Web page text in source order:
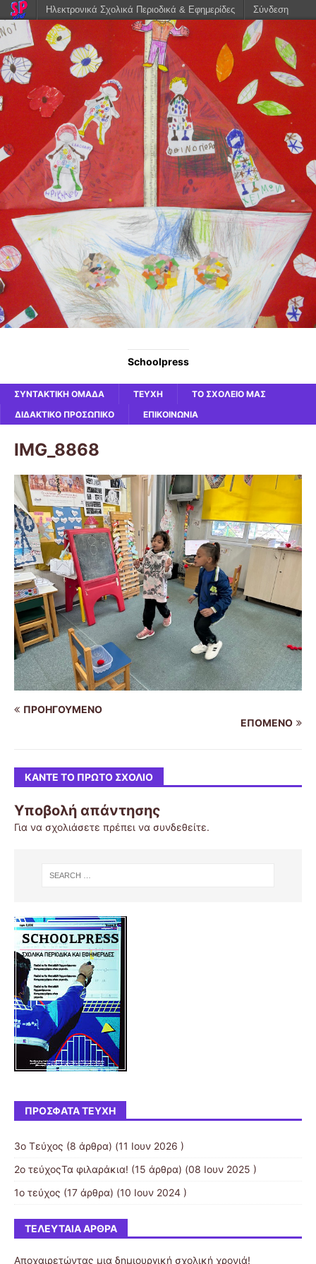
Schoolpress
ΣΥΝΤΑΚΤΙΚΗ ΟΜΑΔΑ ΤΕΥΧΗ
ΤΟ ΣΧΟΛΕΙΟ ΜΑΣ
ΔΙΔΑΚΤΙΚΟ ΠΡΟΣΩΠΙΚΟ
ΕΠΙΚΟΙΝΩΝΙΑ
IMG_8868
ΠΡΟΗΓΟΎΜΕΝΟ
ΕΠΌΜΕΝΟ
ΚΆΝΤΕ ΤΟ ΠΡΏΤΟ ΣΧΌΛΙΟ
Υποβολή απάντησης
Για να σχολιάσετε πρέπει να συνδεθείτε.
ΠΡΌΣΦΑΤΑ ΤΕΎΧΗ
3ο Τεύχος (8 άρθρα) (11 Ιουν 2026 )
2ο τεύχοςΤα φιλαράκια! (15 άρθρα) (08 Ιουν 2025 )
1ο τεύχος (17 άρθρα) (10 Ιουν 2024 )
ΤΕΛΕΥΤΑΊΑ ΆΡΘΡΑ
Αποχαιρετώντας μια δημιουργική σχολική χρονιά!
Ηλεκτρονικά Σχολικά Περιοδικά & Εφημερίδες Σύνδεση